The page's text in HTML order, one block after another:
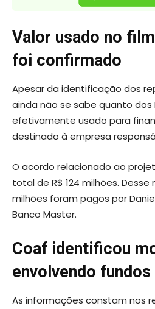
Valor usado no
foi confirmado
Apesar da identificação dos
ainda não se sabe quanto dos
efetivamente usado para
destinado à empresa
O acordo relacionado ao
total de R$ 124 milhões. Desse
milhões foram pagos por
Banco Master.
Coaf identificou
envolvendo
As informações constam nos